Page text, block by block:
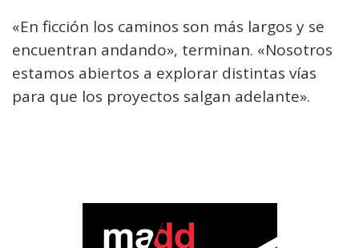
«En ficción los caminos son más largos y se
encuentran andando», terminan. «Nosotros
estamos abiertos a explorar distintas vías
para que los proyectos salgan adelante».